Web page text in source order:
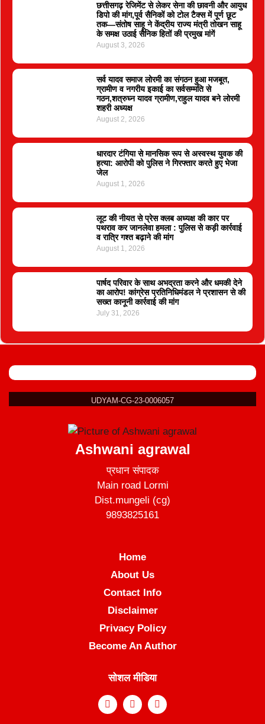
छत्तीसगढ़ रेजिमेंट से लेकर सेना की छावनी और आयुध
डिपो की मांग,पूर्व सैनिकों को टोल टैक्स में पूर्ण छूट
तक—संतोष साहू ने केंद्रीय राज्य मंत्री तोखन साहू
के समक्ष उठाई सैनिक हितों की प्रमुख मांगें
August 3, 2026
सर्व यादव समाज लोरमी का संगठन हुआ मजबूत,
ग्रामीण व नगरीय इकाई का सर्वसम्मति से
गठन,शत्रुघ्न यादव ग्रामीण,राहुल यादव बने लोरमी
शहरी अध्यक्ष
August 2, 2026
धारदार टंगिया से मानसिक रूप से अस्वस्थ युवक की
हत्या: आरोपी को पुलिस ने गिरफ्तार करते हुए भेजा
जेल
August 1, 2026
लूट की नीयत से प्रेस क्लब अध्यक्ष की कार पर
पथराव कर जानलेवा हमला : पुलिस से कड़ी कार्रवाई
व रात्रि गश्त बढ़ाने की मांग
August 1, 2026
पार्षद परिवार के साथ अभद्रता करने और धमकी देने
का आरोप! कांग्रेस प्रतिनिधिमंडल ने प्रशासन से की
सख्त कानूनी कार्रवाई की मांग
July 31, 2026
UDYAM-CG-23-0006057
Ashwani agrawal
प्रधान संपादक
Main road Lormi
Dist.mungeli (cg)
9893825161
Home
About Us
Contact Info
Disclaimer
Privacy Policy
Become An Author
सोशल मीडिया